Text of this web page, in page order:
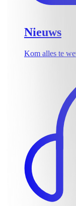
Nieuws
Kom alles te